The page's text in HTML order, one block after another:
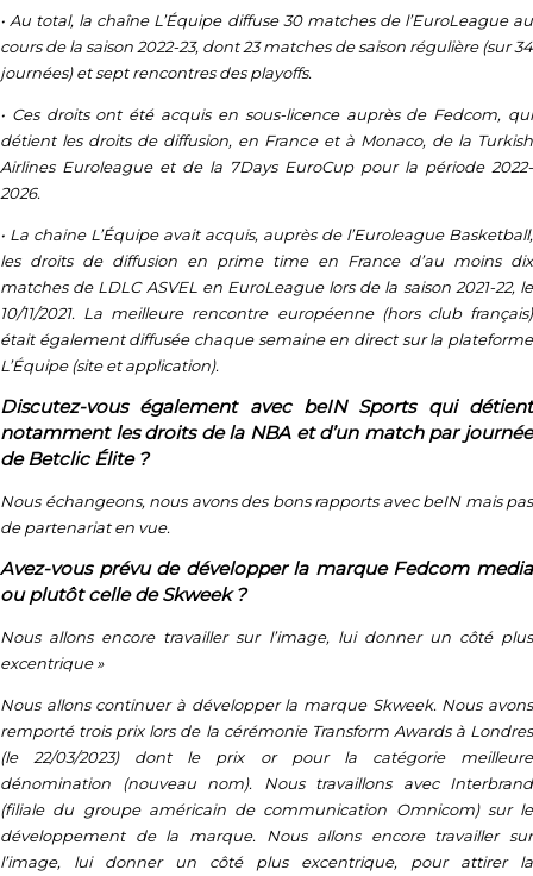
• Au total, la chaîne L’Équipe diffuse 30 matches de l’EuroLeague au
cours de la saison 2022-23, dont 23 matches de saison régulière (sur 34
journées) et sept rencontres des playoffs.
• Ces droits ont été acquis en sous-licence auprès de Fedcom, qui
détient les droits de diffusion, en France et à Monaco, de la Turkish
Airlines Euroleague et de la 7Days EuroCup pour la période 2022-
2026.
• La chaine L’Équipe avait acquis, auprès de l’Euroleague Basketball,
les droits de diffusion en prime time en France d’au moins dix
matches de LDLC ASVEL en EuroLeague lors de la saison 2021-22, le
10/11/2021. La meilleure rencontre européenne (hors club français)
était également diffusée chaque semaine en direct sur la plateforme
L’Équipe (site et application).
Discutez-vous également avec beIN Sports qui détient
notamment les droits de la NBA et d’un match par journée
de Betclic Élite ?
Nous échangeons, nous avons des bons rapports avec beIN mais pas
de partenariat en vue.
Avez-vous prévu de développer la marque Fedcom media
ou plutôt celle de Skweek ?
Nous allons encore travailler sur l’image, lui donner un côté plus
excentrique»
Nous allons continuer à développer la marque Skweek. Nous avons
remporté trois prix lors de la cérémonie Transform Awards à Londres
(le 22/03/2023) dont le prix or pour la catégorie meilleure
dénomination (nouveau nom). Nous travaillons avec Interbrand
(filiale du groupe américain de communication Omnicom) sur le
développement de la marque. Nous allons encore travailler sur
l’image, lui donner un côté plus excentrique, pour attirer la